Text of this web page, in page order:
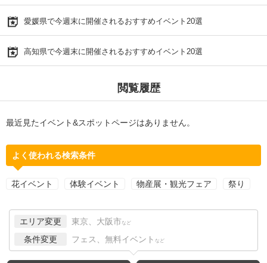
愛媛県で今週末に開催されるおすすめイベント20選
高知県で今週末に開催されるおすすめイベント20選
閲覧履歴
最近見たイベント&スポットページはありません。
よく使われる検索条件
花イベント 体験イベント 物産展・観光フェア 祭り
エリア変更 東京、大阪市 など
条件変更 フェス、無料イベント など